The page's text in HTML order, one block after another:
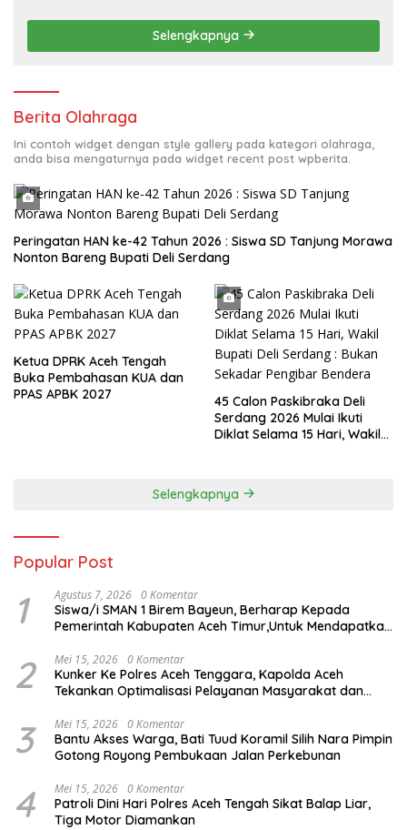
Polri Sita 80 Kg Sabu dan 5.200 Butir Pil
Ekstasi
Selengkapnya
Berita Olahraga
Ini contoh widget dengan style gallery pada kategori olahraga,
anda bisa mengaturnya pada widget recent post wpberita.
Peringatan HAN ke-42 Tahun 2026 : Siswa SD Tanjung Morawa
Nonton Bareng Bupati Deli Serdang
Ketua DPRK Aceh Tengah
Buka Pembahasan KUA dan
PPAS APBK 2027
45 Calon Paskibraka Deli
Serdang 2026 Mulai Ikuti
Diklat Selama 15 Hari, Wakil
Selengkapnya
Popular Post
1 Agustus 7, 2026 0 Komentar
Siswa/i SMAN 1 Birem Bayeun, Berharap Kepada
Pemerintah Kabupaten Aceh Timur,Untuk Mendapatkan
2 Mei 15, 2026 0 Komentar
Kunker Ke Polres Aceh Tenggara, Kapolda Aceh
Tekankan Optimalisasi Pelayanan Masyarakat dan
3 Mei 15, 2026 0 Komentar
Bantu Akses Warga, Bati Tuud Koramil Silih Nara Pimpin
Gotong Royong Pembukaan Jalan Perkebunan
4 Mei 15, 2026 0 Komentar
Patroli Dini Hari Polres Aceh Tengah Sikat Balap Liar,
Tiga Motor Diamankan